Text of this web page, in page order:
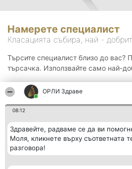
ОРЛИ Здраве
08:12
Здравейте, радваме се да ви
Моля, кликнете върху съответната
разговора!
Намерете специалист
Класацията събира, най -
Търсите специалист близо до вас?
търсачка. Използвайте само най-